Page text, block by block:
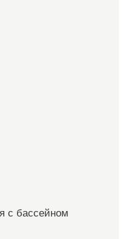
с бассейном